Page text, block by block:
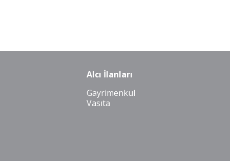
Alcı İlanları
Gayrimenkul
Vasıta